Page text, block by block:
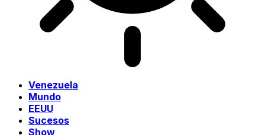
Venezuela
Mundo
EEUU
Sucesos
Show